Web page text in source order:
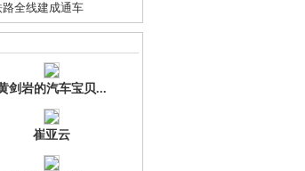
全线建成通车
世界最矮男子(图)
剑岩的汽车宝贝...
崔亚云